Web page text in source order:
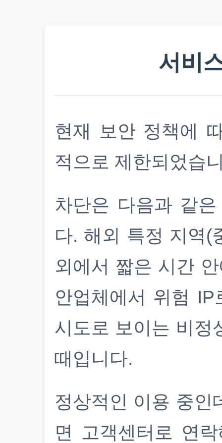
서비
현재 보안 정책에
적으로 제한되었습
차단은 다음과 같
다. 해외 특정 지역(
외에서 짧은 시간
안업체에서 위험
시도로 보이는 비정
때입니다.
정상적인 이용 중인
면 고객센터로 연